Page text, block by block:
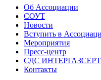
Об Ассоциации
СОУТ
Новости
Вступить в
Мероприятия
Пресс-центр
СДС ИНТЕРГАЗСЕРТ
Контакты